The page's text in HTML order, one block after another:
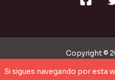
Si sigues navegando por esta
Copyright ©